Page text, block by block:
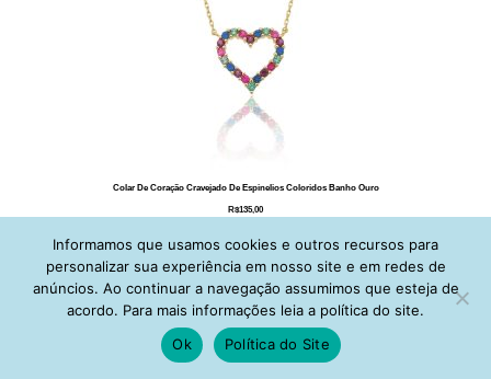
Colar De Coração Cravejado De Espinelios Coloridos Banho Ouro
R$135,00
Informamos que usamos cookies e outros recursos para
personalizar sua experiência em nosso site e em redes de
anúncios. Ao continuar a navegação assumimos que esteja de
acordo. Para mais informações leia a política do site.
Ok
Política do Site